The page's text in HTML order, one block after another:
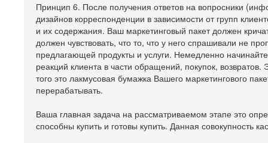
Принцип 6. После получения ответов на вопросники
дизайнов корреспонденции в зависимости от групп
и их содержания. Ваш маркетинговый пакет должен
должен чувствовать, что то, что у него спрашивали не
предлагающей продукты и услуги. Немедленно
реакций клиента в части обращений, покупок,
того это лакмусовая бумажка Вашего маркетингового
перерабатывать.
Ваша главная задача на рассматриваемом этапе это
способны купить и готовы купить. Данная совокупность